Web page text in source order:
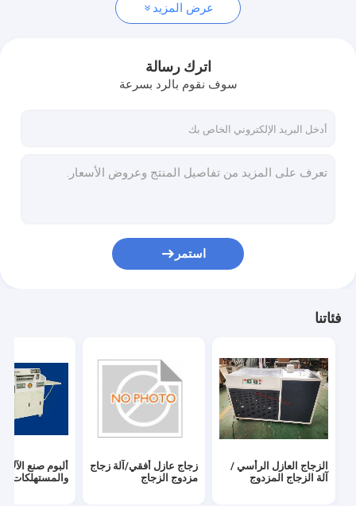
زجاج عازل أفقي/آلة زجاج مزدوج الزجاج
آلة النافذة والأبواب PVC
مواد الزجاج وأدوات الزجاج
أجهزة الأبواب والنوافذ والاكسسوارات
عرض المزيد
اترك رسالة
سوف نقوم بالرد بسرعة
استمر
فئاتنا
الزجاج العازل الرأسي /
آلة الزجاج المزدوج
زجاج عازل أفقي/آلة زجاج
مزدوج الزجاج
ألبوم صنع الآلات
والمستهلكات